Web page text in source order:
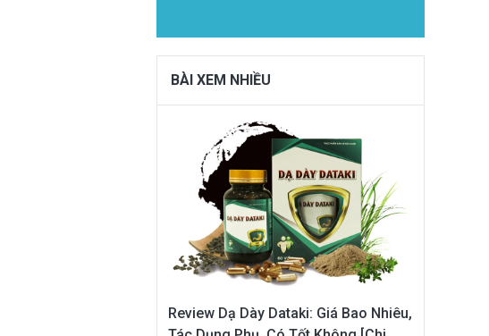
BÀI XEM NHIỀU
Review Dạ Dày Dataki: Giá Bao Nhiêu,